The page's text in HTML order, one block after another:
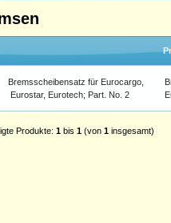
Produkte: 1 bis 1 (von 1 insgesamt)